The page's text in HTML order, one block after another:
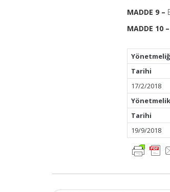
MADDE 9 –
MADDE 10 –
Tarihi
17/2/2018
Tarihi
19/9/2018